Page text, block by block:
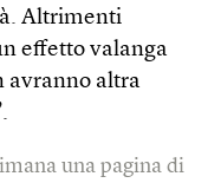
Altrimenti
effetto valanga
avranno altra
una pagina di